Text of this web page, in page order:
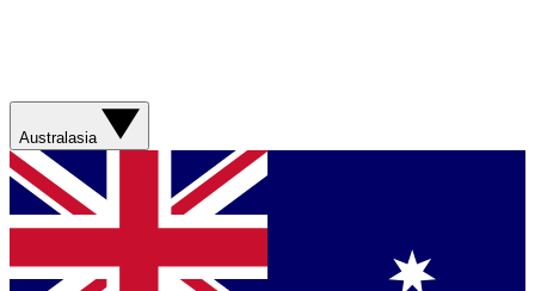
Australasia